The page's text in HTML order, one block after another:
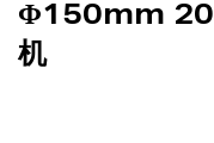
Φ150mm
机